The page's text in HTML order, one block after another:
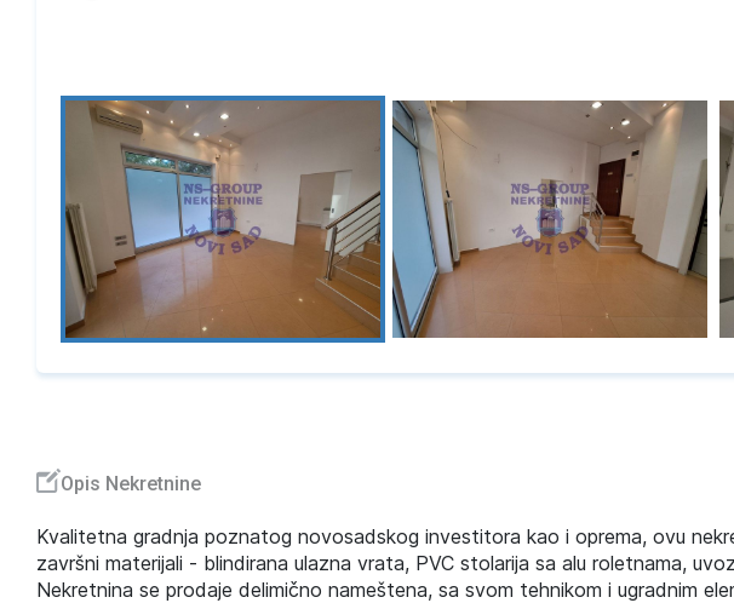
Opis Nekretnine
Kvalitetna gradnja poznatog novosadskog investitora kao i oprema, ovu
završni materijali - blindirana ulazna vrata, PVC stolarija sa alu roletnama,
Nekretnina se prodaje delimično nameštena, sa svom tehnikom i ugradnim